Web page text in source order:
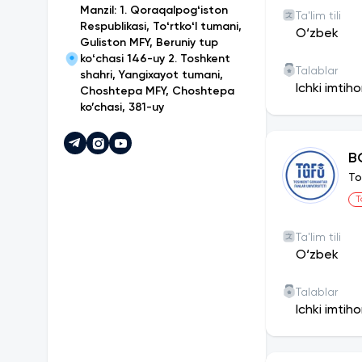
Manzil: 1. Qoraqalpogʻiston
Respublikasi, Toʻrtkoʻl tumani,
Guliston MFY, Beruniy tup
koʻchasi 146-uy 2. Toshkent
shahri, Yangixayot tumani,
Choshtepa MFY, Choshtepa
ko’chasi, 381-uy
talabalarni
bosqichida
Koreya,
Toshkent
Har bir
imkoniyatiga
Toshkent
mavjud.
Universitet
asosiy
Ta'lim tili
O‘zbek
Talablar
Ichki
Ta'lim tili
O‘zbek
Talablar
Ichki